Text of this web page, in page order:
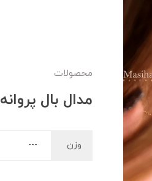
محصولات
مدال بال پروانه
وزن